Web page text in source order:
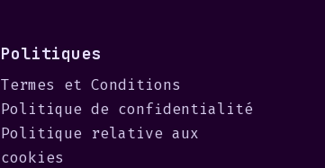
Politiques
Termes et Conditions
Politique de confidentialité
Politique relative aux
cookies